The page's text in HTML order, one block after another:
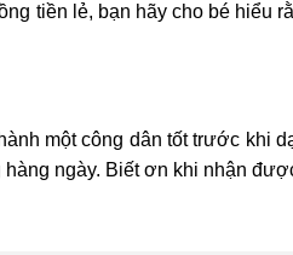
tiền lẻ, bạn hãy cho bé hiểu
một công dân tốt trước khi
ngày. Biết ơn khi nhận